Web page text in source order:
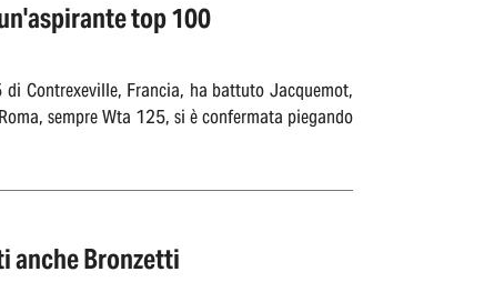
top 100
Contrexeville, Francia, ha battuto Jacquemot,
sempre Wta 125, si è confermata piegando
anche Bronzetti